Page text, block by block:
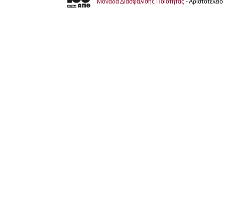
Μονάδα Διασφάλισης Ποιότητας -